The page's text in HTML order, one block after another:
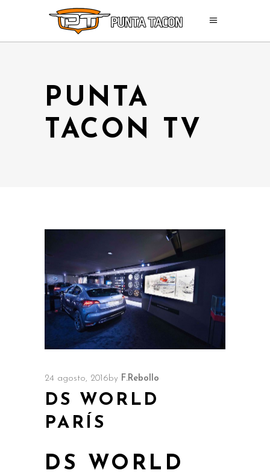
PUNTA
TACON TV
24 agosto, 2016by F.Rebollo
DS WORLD
PARÍS
DS WORLD